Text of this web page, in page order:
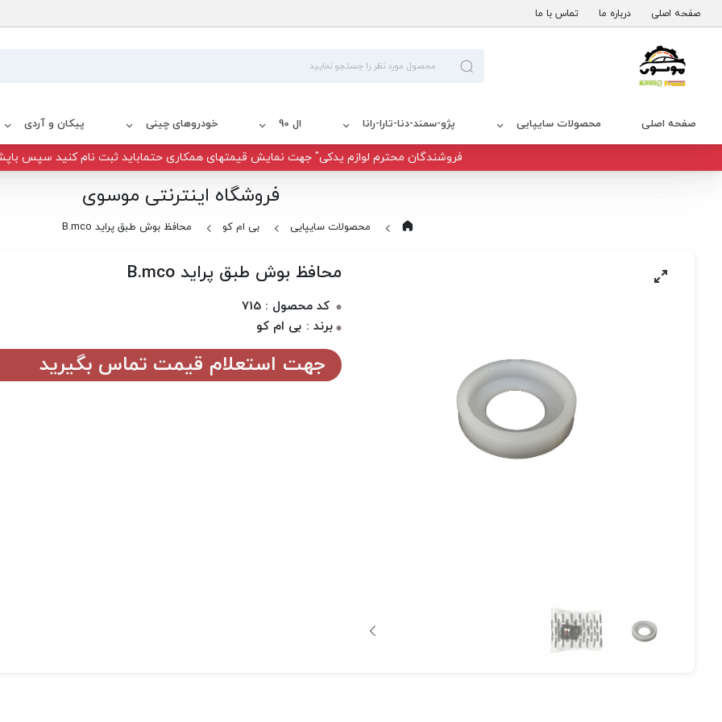
صفحه اصلی درباره ما تماس با ما
صفحه اصلی محصولات سایپایی پژو-سمند-دنا-تارا-رانا ال 90 خودروهای چینی پیکان و آردی
فروشندگان محترم لوازم یدکی" جهت نمایش قیمتهای همکاری حتماباید ثبت نام کنید سپس
فروشگاه اینترنتی موسوی
محصولات سایپایی بی ام کو محافظ بوش طبق پراید B.mco
محافظ بوش طبق پراید B.mco
کد محصول : 715
برند : بی ام کو
جهت استعلام قیمت تماس بگیرید